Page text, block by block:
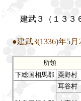
建武３（１３３
●建武3(1336)年5
所領
下総国相馬郡 粟野村
耳谷村